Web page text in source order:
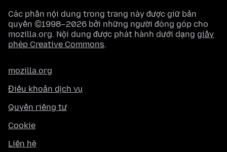
Các phần nội dung trong trang này được giữ bản
quyền ©1998–2026 bởi những người đóng góp cho
mozilla.org. Nội dung được phát hành dưới dạng giấy
phép Creative Commons.
mozilla.org
Điều khoản dịch vụ
Quyền riêng tư
Cookie
Liên hệ